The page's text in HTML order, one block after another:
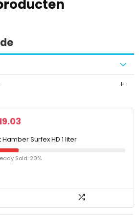
Hamber Surfex HD 1 liter
Sold: 20%